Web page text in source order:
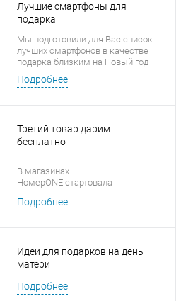
Лучшие смартфоны для
подарка
Мы подготовили для Вас список
лучших смартфонов в качестве
подарка близким на Новый год
Подробнее
Третий товар дарим
бесплатно
В магазинах
НомерONE стартовала
аксессуары для смартфонов
Подробнее
Идеи для подарков на день
матери
Подробнее